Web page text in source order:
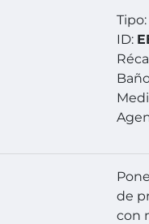
Tipo:
ID:
de
con